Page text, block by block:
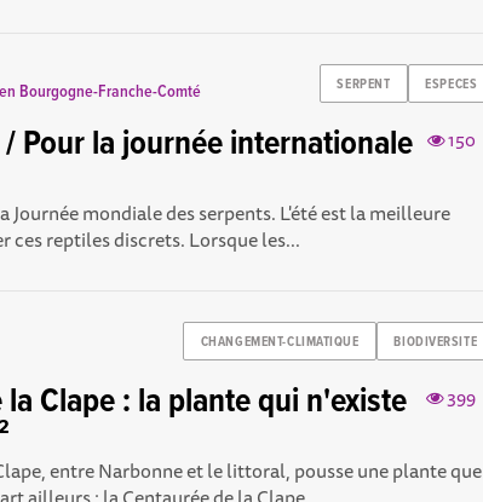
SERPENT ESPECES
Bourgogne-Franche-Comté
150
Pour la journée internationale
Journée mondiale des serpents. L'été est la meilleure
ces reptiles discrets. Lorsque les...
CHANGEMENT-CLIMATIQUE BIODIVERSITE
399
Clape : la plante qui n'existe
entre Narbonne et le littoral, pousse une plante que